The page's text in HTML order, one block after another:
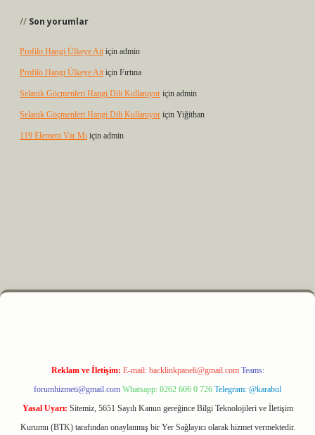
Son yorumlar
Profilo Hangi Ülkeye Ait için admin
Profilo Hangi Ülkeye Ait için Fırtına
Selanik Göçmenleri Hangi Dili Kullanıyor için admin
Selanik Göçmenleri Hangi Dili Kullanıyor için Yiğithan
119 Element Var Mı için admin
m elexbet
Reklam ve İletişim: E-mail: backlinkpaneli@gmail.com Teams:
forumhizmeti@gmail.com Whatsapp: 0262 606 0 726 Telegram: @karabul
Yasal Uyarı: Sitemiz, 5651 Sayılı Kanun gereğince Bilgi Teknolojileri ve İletişim
Kurumu (BTK) tarafından onaylanmış bir Yer Sağlayıcı olarak hizmet vermektedir.